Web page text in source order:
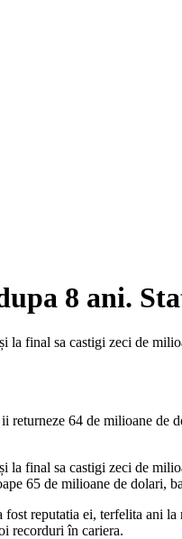
8 ani.
la final sa castigi zeci de
la final sa castigi zeci de
65 de milioane de dolari,
reputatia ei, terfelita ani
recorduri în cariera.